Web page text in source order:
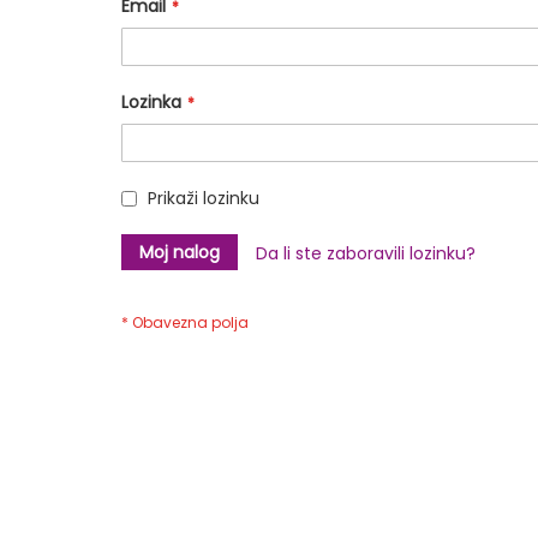
Email
Lozinka
Prikaži lozinku
Moj nalog Da li ste zaboravili lozinku?